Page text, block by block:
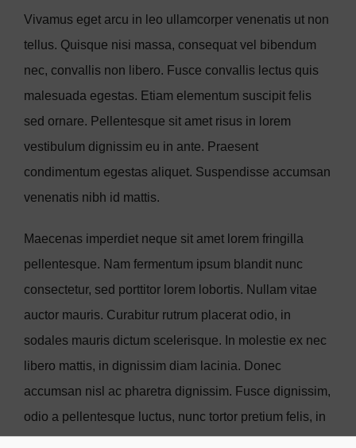
Vivamus eget arcu in leo ullamcorper venenatis ut non
tellus. Quisque nisi massa, consequat vel bibendum
nec, convallis non libero. Fusce convallis lectus quis
malesuada egestas. Etiam elementum suscipit felis
sed ornare. Pellentesque sit amet risus in lorem
vestibulum dignissim eu in ante. Praesent
condimentum egestas aliquet. Suspendisse accumsan
venenatis nibh id mattis.
Maecenas imperdiet neque sit amet lorem fringilla
pellentesque. Nam fermentum ipsum blandit nunc
consectetur, sed porttitor lorem lobortis. Nullam vitae
auctor mauris. Curabitur rutrum placerat odio, in
sodales mauris dictum scelerisque. In molestie ex nec
libero mattis, in dignissim diam lacinia. Donec
accumsan nisl ac pharetra dignissim. Fusce dignissim,
odio a pellentesque luctus, nunc tortor pretium felis, in